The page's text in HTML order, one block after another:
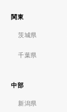
関東
茨城県
千葉県
中部
新潟県